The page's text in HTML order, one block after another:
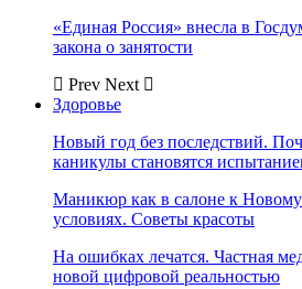
«Единая Россия» внесла в
закона о занятости
Prev Next
Здоровье
Новый год без последствий.
каникулы становятся
Маникюр как в салоне к
условиях. Советы красоты
На ошибках лечатся. Частная
новой цифровой реальностью